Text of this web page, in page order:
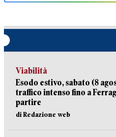
Viabilità
Esodo estivo, sabato (8
traffico intenso fino a
partire
di Redazione web